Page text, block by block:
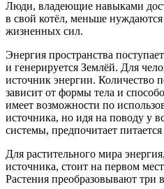
Люди, владеющие навыками
в свой котёл, меньше
жизненных сил.
Энергия пространства
и генерируется Землёй. Для
источник энергии. Количество
зависит от формы тела и
имеет возможности по
источника, но идя на поводу у
системы, предпочитает
Для растительного мира
источника, стоит на первом
Растения преобразовывают три